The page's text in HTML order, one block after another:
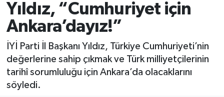
Yıldız, “Cumhuriyet için
Ankara’dayız!”
İYİ Parti İl Başkanı Yıldız, Türkiye Cumhuriyeti’nin
değerlerine sahip çıkmak ve Türk milliyetçilerinin
tarihî sorumluluğu için Ankara’da olacaklarını
söyledi.
Ekonomi
Gündem
Kadın
Malatya Trafik Yoğunluk Haritası
TFF 3.Lig 2.Grup Puan Durumu ve Fikstür
Tüm Manşetler